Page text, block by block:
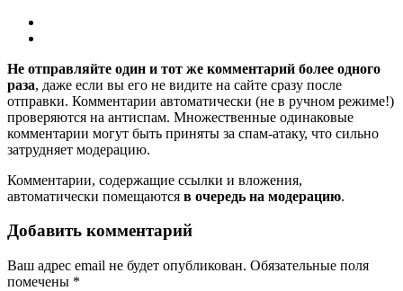
Не отправляйте один и тот же комментарий более одного
раза, даже если вы его не видите на сайте сразу после
отправки. Комментарии автоматически (не в ручном режиме!)
проверяются на антиспам. Множественные одинаковые
комментарии могут быть приняты за спам-атаку, что сильно
затрудняет модерацию.
Комментарии, содержащие ссылки и вложения,
автоматически помещаются в очередь на модерацию.
Добавить комментарий
Ваш адрес email не будет опубликован. Обязательные поля
помечены *